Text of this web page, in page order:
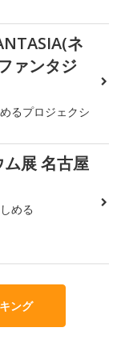
ネ
ァンタジ
るプロジェクシ
展 名古屋
める
ング